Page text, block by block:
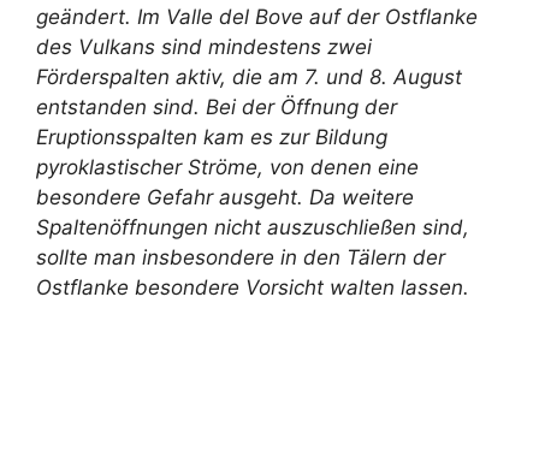
geändert. Im Valle del Bove auf der Ostflanke
des Vulkans sind mindestens zwei
Förderspalten aktiv, die am 7. und 8. August
entstanden sind. Bei der Öffnung der
Eruptionsspalten kam es zur Bildung
pyroklastischer Ströme, von denen eine
besondere Gefahr ausgeht. Da weitere
Spaltenöffnungen nicht auszuschließen sind,
sollte man insbesondere in den Tälern der
Ostflanke besondere Vorsicht walten lassen.